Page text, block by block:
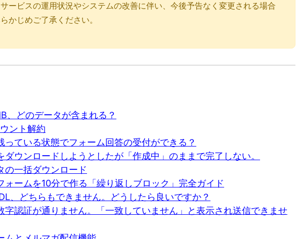
ービスの運用状況やシステムの改善に伴い、今後予告なく変更される場合
かじめご了承ください。
、どのデータが含まれる？
ント解約
っている状態でフォーム回答の受付ができる？
ダウンロードしようとしたが「作成中」のままで完了しない。
の一括ダウンロード
ォームを10分で作る「繰り返しブロック」完全ガイド
、どちらもできません。どうしたら良いですか？
字認証が通りません。「一致していません」と表示され送信できませ